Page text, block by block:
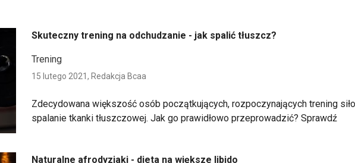
Skuteczny trening na odchudzanie - jak spalić tłuszcz?
Trening
15 lutego 2021, Redakcja Bcaa
Zdecydowana większość osób początkujących, rozpoczynających trening
spalanie tkanki tłuszczowej. Jak go prawidłowo przeprowadzić? Sprawdź
Naturalne afrodyzjaki - dieta na większe libido